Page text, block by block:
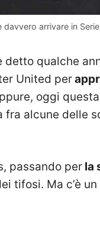
arrivare in
detto qualche
United per
oggi
fra alcune delle
passando per la
tifosi. Ma c’è